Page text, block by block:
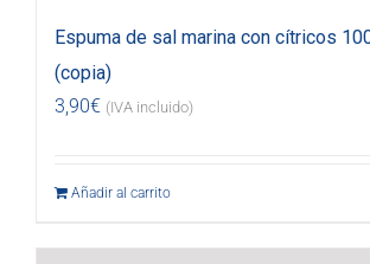
Espuma de sal marina con cítricos
(copia)
3,90€ (IVA incluido)
Añadir al carrito